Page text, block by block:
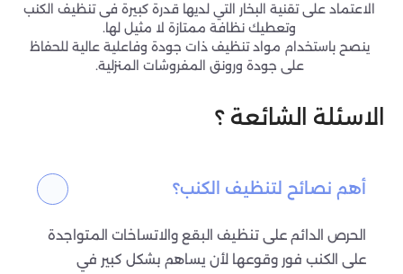
الاعتماد على تقنية البخار التي لديها قدرة كبيرة فى تنظيف الكنب
وتعطيك نظافة ممتازة لا مثيل لها.
ينصح باستخدام مواد تنظيف ذات جودة وفاعلية عالية للحفاظ
على جودة ورونق المفروشات المنزلية.
الاسئلة الشائعة ؟
أهم نصائح لتنظيف الكنب؟
الحرص الدائم على تنظيف البقع والاتساخات المتواجدة
على الكنب فور وقوعها لأن يساهم بشكل كبير في